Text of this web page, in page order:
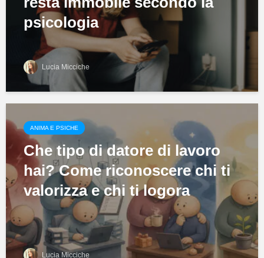
psicologia
Lucia Micciche
ANIMA E PSICHE
Che tipo di datore di lavoro
hai? Come riconoscere chi ti
valorizza e chi ti logora
Lucia Micciche